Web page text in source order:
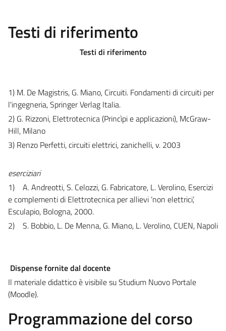
Testi di riferimento
Testi di riferimento
1) M. De Magistris, G. Miano, Circuiti. Fondamenti di circuiti per
l'ingegneria, Springer Verlag Italia.
2) G. Rizzoni, Elettrotecnica (Princìpi e applicazioni), McGraw-
Hill, Milano
3) Renzo Perfetti, circuiti elettrici, zanichelli, v. 2003
eserciziari
1)
A. Andreotti, S. Celozzi, G. Fabricatore, L. Verolino, Esercizi
e complementi di Elettrotecnica per allievi ‘non elettrici’,
Esculapio, Bologna, 2000.
2)
S. Bobbio, L. De Menna, G. Miano, L. Verolino, CUEN, Napoli
Dispense fornite dal docente
Il materiale didattico è visibile su Studium Nuovo Portale
(Moodle).
Programmazione del corso